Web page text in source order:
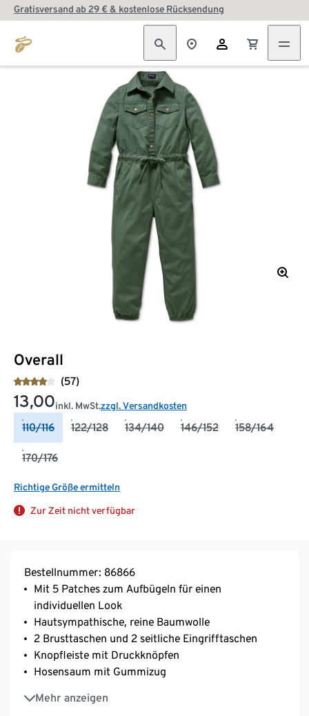
Gratisversand ab 29 € & kostenlose Rücksendung
Overall
(57)
13,00inkl. MwSt.zzgl. Versandkosten
110/116 122/128 134/140 146/152 158/164
170/176
Richtige Größe ermitteln
Zur Zeit nicht verfügbar
Bestellnummer: 86866
Mit 5 Patches zum Aufbügeln für einen
individuellen Look
Hautsympathische, reine Baumwolle
2 Brusttaschen und 2 seitliche Eingrifftaschen
Knopfleiste mit Druckknöpfen
Hosensaum mit Gummizug
Mehr anzeigen
Taille mit Tunnelzug
Lange Ärmel mit Schlitz und Manschette